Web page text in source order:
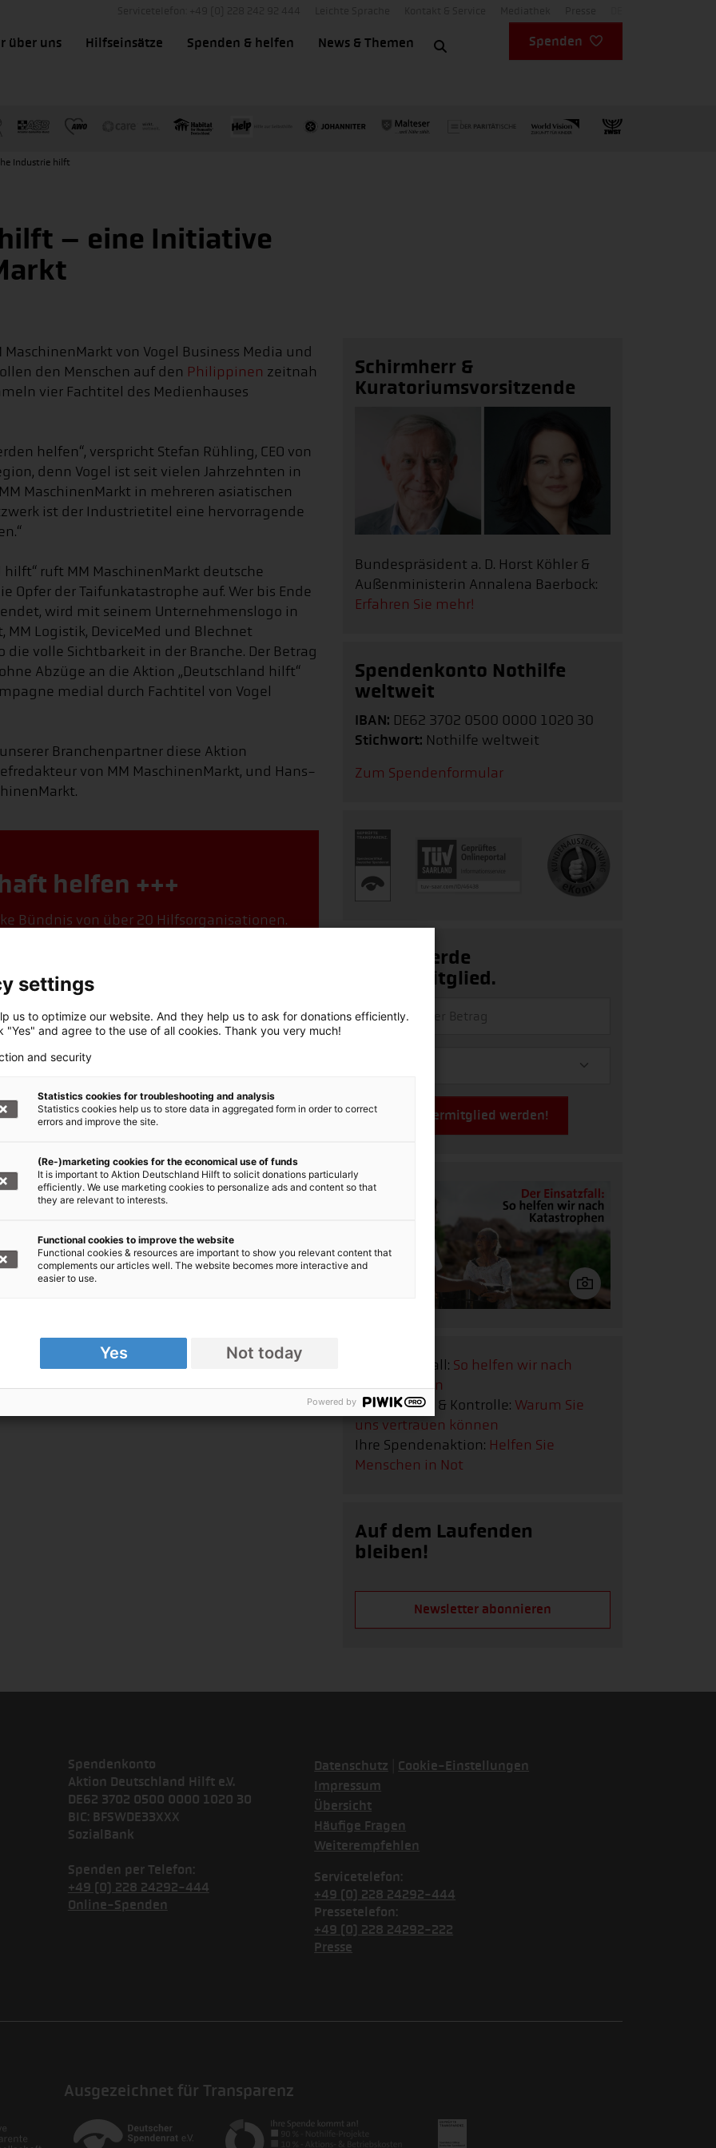
über uns Hilfseinsätze Spenden & helfen News & Themen Spenden
Industrie hilft
– eine Initiative
von Vogel Business Media und
den Menschen auf den Philippinen zeitnah
vier Fachtitel des Medienhauses
helfen“, verspricht Stefan Rühling, CEO von
denn Vogel ist seit vielen Jahrzehnten in
MaschinenMarkt in mehreren asiatischen
ist der Industrietitel eine hervorragende
ruft MM MaschinenMarkt deutsche
der Taifunkatastrophe auf. Wer bis Ende
wird mit seinem Unternehmenslogo in
Logistik, DeviceMed und Blechnet
volle Sichtbarkeit in der Branche. Der Betrag
Abzüge an die Aktion „Deutschland hilft“
medial durch Fachtitel von Vogel
Branchenpartner diese Aktion
von MM MaschinenMarkt, und Hans-
helfen +++
Bündnis von über 20 Hilfsorganisationen.
Spende helfen Sie Tag für Tag
wo die Not am größten ist.
werden!
Spenden & helfen
Schirmherr &
Kuratoriumsvorsitzende
Bundespräsident a. D. Horst Köhler &
Außenministerin Annalena Baerbock:
Erfahren Sie mehr!
Spendenkonto Nothilfe
weltweit
IBAN: DE62 3702 0500 0000 1020 30
Stichwort: Nothilfe weltweit
Zum Spendenformular
Ja, ich werde
Fördermitglied.
Jetzt Fördermitglied werden!
Der Einsatzfall: So helfen wir nach
Katastrophen
Transparenz & Kontrolle: Warum Sie
uns vertrauen können
Ihre Spendenaktion: Helfen Sie
Menschen in Not
Auf dem Laufenden
bleiben!
Newsletter abonnieren
Spendenkonto
Aktion Deutschland Hilft e.V.
DE62 3702 0500 0000 1020 30
BIC: BFSWDE33XXX
SozialBank
Spenden per Telefon:
+49 (0) 228 24292-444
Online-Spenden
Datenschutz
Cookie-Einstellungen
Impressum
Übersicht
Häufige Fragen
Weiterempfehlen
Servicetelefon:
+49 (0) 228 24292-444
Pressetelefon:
+49 (0) 228 24292-222
Presse
Ausgezeichnet für Transparenz
settings
us to optimize our website. And they help us to ask for donations efficiently.
"Yes" and agree to the use of all cookies. Thank you very much!
and security
Statistics cookies for troubleshooting and analysis
Statistics cookies help us to store data in aggregated form in order to correct
errors and improve the site.
(Re-)marketing cookies for the economical use of funds
It is important to Aktion Deutschland Hilft to solicit donations particularly
efficiently. We use marketing cookies to personalize ads and content so that
they are relevant to interests.
Functional cookies to improve the website
Functional cookies & resources are important to show you relevant content that
complements our articles well. The website becomes more interactive and
easier to use.
Yes Not today
Powered by